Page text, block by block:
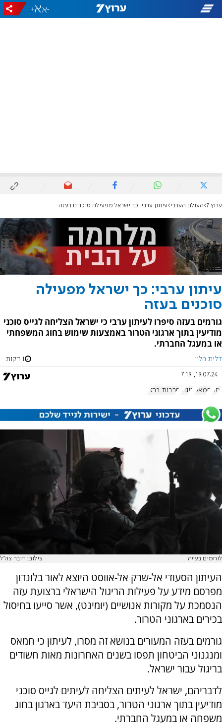
-
+
ערוץ 7 העולם הערבי עיתון ערבי: כך ישראל מפעילה סוכנים בעזה
עיתון ערבי: כך ישראל מפעילה
סוכנים בעזה
גורמים בעזה סיפרו לעיתון ערבי כי ישראל הצליחה לגייס סוכני
מודיעין בתוך ארגוני הטרור באמצעות שימוש בחוג המשפחתי
או במעגל החברתי.
דלית הלוי 1 דקות
19.07.24, 7:19
עזה חמאס ריגול חרבות ברזל
לוחמים בעזה צילום: דובר צה"ל
העיתון הסעודי אל-שרק אל-אווסט היוצא לאור בלונדון
מפרסם מידע על פעילות הריגול הישראלי ברצועת עזה
הנסמכת על מקורות אנושיים (יומינט), אשר סייעו בחיסול
בכירים בארגוני הטרור.
גורמים בעזה המעורים בנושא זה מסרו, לעיתון כי חמאס
ומנגנוני הביטחון תפסו בשנים האחרונות מאות חשודים
בריגול עבור ישראל.
לדבריהם, ישראל לעיתים הצליחה לעיתים לגייס סוכני
מודיעין בתוך ארגוני הטרור, בסביבת היעד בארגון בחוג
משפחה או במעגל החברתי.